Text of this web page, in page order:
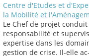
Centre d'Etudes et
la Mobilité et
Le Chef de projet
responsabilité et
expertise dans les
gestion de crise. Il-elle